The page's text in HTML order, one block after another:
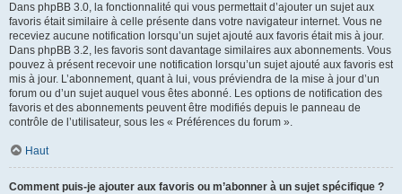
Dans phpBB 3.0, la fonctionnalité qui vous permettait d’ajouter un sujet aux
favoris était similaire à celle présente dans votre navigateur internet. Vous ne
receviez aucune notification lorsqu’un sujet ajouté aux favoris était mis à jour.
Dans phpBB 3.2, les favoris sont davantage similaires aux abonnements. Vous
pouvez à présent recevoir une notification lorsqu’un sujet ajouté aux favoris est
mis à jour. L’abonnement, quant à lui, vous préviendra de la mise à jour d’un
forum ou d’un sujet auquel vous êtes abonné. Les options de notification des
favoris et des abonnements peuvent être modifiés depuis le panneau de
contrôle de l’utilisateur, sous les « Préférences du forum ».
Haut
Comment puis-je ajouter aux favoris ou m’abonner à un sujet spécifique ?